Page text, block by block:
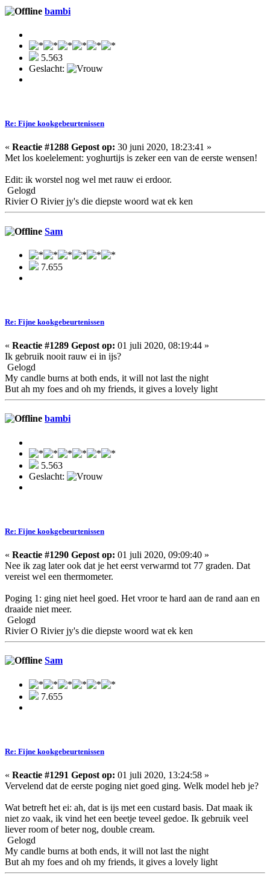
bambi
5.563
Geslacht:
Re: Fijne kookgebeurtenissen
« Reactie #1288 Gepost op: 30 juni 2020, 18:23:41 »
Met los koelelement: yoghurtijs is zeker een van de eerste wensen!
Edit: ik worstel nog wel met rauw ei erdoor.
Gelogd
Rivier O Rivier jy's die diepste woord wat ek ken
Sam
7.655
Re: Fijne kookgebeurtenissen
« Reactie #1289 Gepost op: 01 juli 2020, 08:19:44 »
Ik gebruik nooit rauw ei in ijs?
Gelogd
My candle burns at both ends, it will not last the night
But ah my foes and oh my friends, it gives a lovely light
bambi
5.563
Geslacht:
Re: Fijne kookgebeurtenissen
« Reactie #1290 Gepost op: 01 juli 2020, 09:09:40 »
Nee ik zag later ook dat je het eerst verwarmd tot 77 graden. Dat
vereist wel een thermometer.
Poging 1: ging niet heel goed. Het vroor te hard aan de rand aan en
draaide niet meer.
Gelogd
Rivier O Rivier jy's die diepste woord wat ek ken
Sam
7.655
Re: Fijne kookgebeurtenissen
« Reactie #1291 Gepost op: 01 juli 2020, 13:24:58 »
Vervelend dat de eerste poging niet goed ging. Welk model heb je?
Wat betreft het ei: ah, dat is ijs met een custard basis. Dat maak ik
niet zo vaak, ik vind het een beetje teveel gedoe. Ik gebruik veel
liever room of beter nog, double cream.
Gelogd
My candle burns at both ends, it will not last the night
But ah my foes and oh my friends, it gives a lovely light